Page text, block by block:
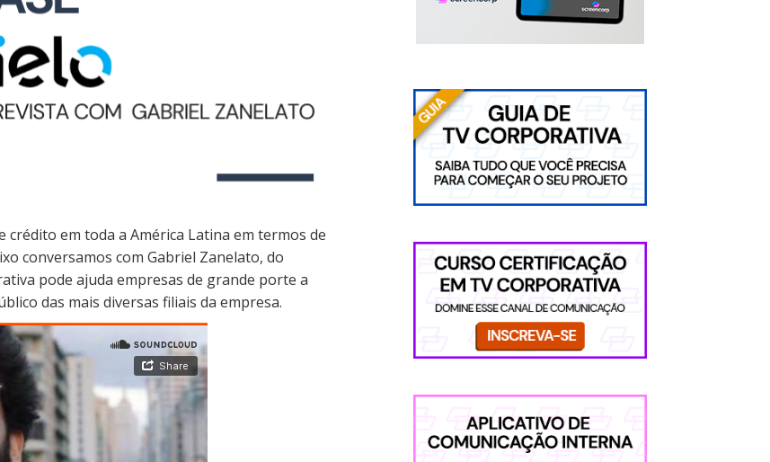
em toda a América Latina em termos de
conversamos com Gabriel Zanelato, do
pode ajuda empresas de grande porte a
das mais diversas filiais da empresa.